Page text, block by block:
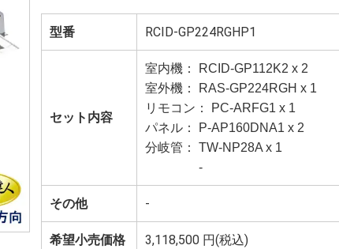
型番 RCID-GP224RGHP1
セット内容
室内機： RCID-GP112K2 x 2
室外機： RAS-GP224RGH x 1
リモコン： PC-ARFG1 x 1
パネル： P-AP160DNA1 x 2
分岐管： TW-NP28A x 1
-
その他 -
希望小売価格 3,118,500 円(税込)